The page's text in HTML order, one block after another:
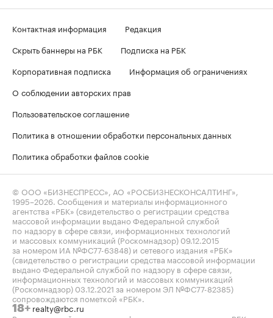
Контактная информация
Редакция
Скрыть баннеры на РБК
Подписка на РБК
Корпоративная подписка
Информация об ограничениях
О соблюдении авторских прав
Пользовательское соглашение
Политика в отношении обработки персональных данных
Политика обработки файлов cookie
© ООО «БИЗНЕСПРЕСС», АО «РОСБИЗНЕСКОНСАЛТИНГ»,
1995–2026. Сообщения и материалы информационного
агентства «РБК» (свидетельство о регистрации средства
массовой информации выдано Федеральной службой
по надзору в сфере связи, информационных технологий
и массовых коммуникаций (Роскомнадзор) 09.12.2015
за номером ИА №ФС77-63848) и сетевого издания «РБК»
(свидетельство о регистрации средства массовой информации
выдано Федеральной службой по надзору в сфере связи,
информационных технологий и массовых коммуникаций
(Роскомнадзор) 03.12.2021 за номером ЭЛ №ФС77-82385)
сопровождаются пометкой «РБК».
18+ realty@rbc.ru